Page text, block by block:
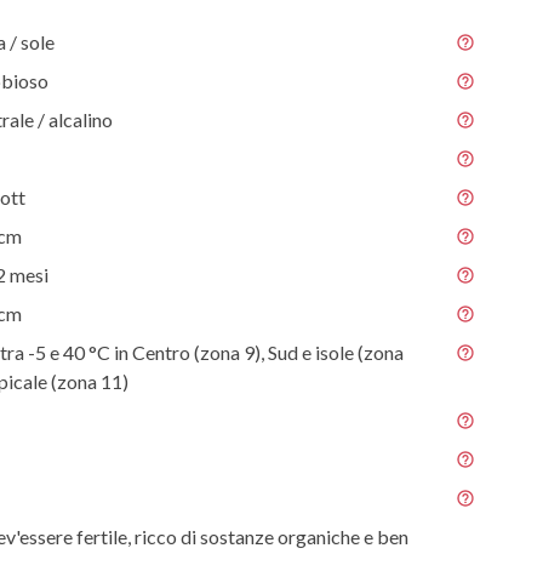
/ sole
/ alcalino
ott
mesi
-5 e 40 °C in Centro (zona 9), Sud e isole (zona
(zona 11)
fertile, ricco di sostanze organiche e ben